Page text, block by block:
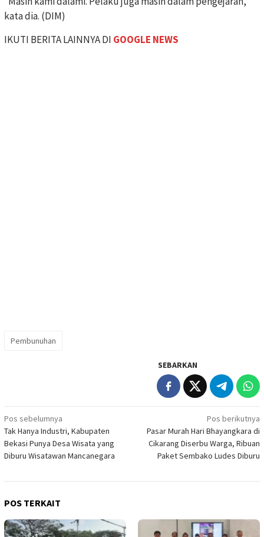
kata dia. (DIM)
IKUTI BERITA LAINNYA DI GOOGLE NEWS
Pembunuhan
SEBARKAN
Navigasi
pos
Pos sebelumnya
Tak Hanya Industri, Kabupaten
Bekasi Punya Desa Wisata yang
Diburu Wisatawan Mancanegara
Pos berikutnya
Pasar Murah Hari Bhayangkara di
Cikarang Diserbu Warga, Ribuan
Paket Sembako Ludes Diburu
POS TERKAIT